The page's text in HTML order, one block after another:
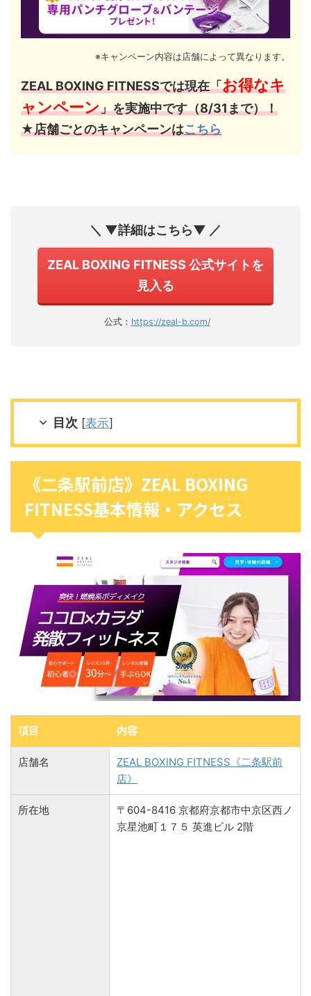
※キャンペーン内容は店舗によって異なります。
ZEAL BOXING FITNESSでは現在「お得なキ
ャンペーン」を実施中です（8/31まで）！
★店舗ごとのキャンペーンはこちら
＼ ▼詳細はこちら▼ ／
ZEAL BOXING FITNESS 公式サイトを
見入る
公式： https://zeal-b.com/
目次 [表示]
《二条駅前店》ZEAL BOXING
FITNESS基本情報・アクセス
項目 内容
店舗名
ZEAL BOXING FITNESS《二条駅前
店》
所在地
〒604-8416 京都府京都市中京区西ノ
京星池町１７５ 英進ビル 2階